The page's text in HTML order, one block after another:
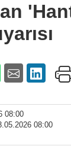
08:00
08:00